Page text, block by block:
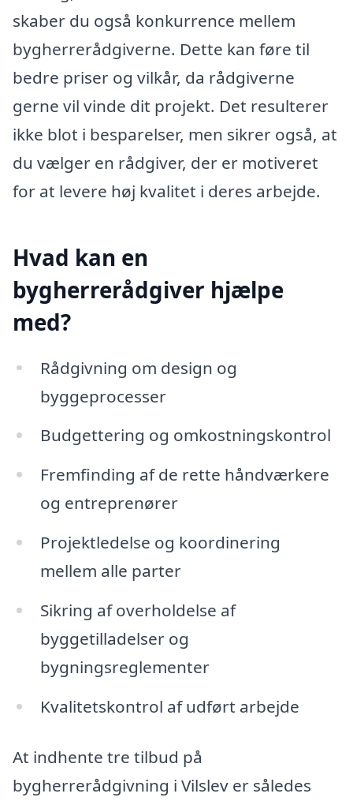
skaber du også konkurrence mellem
bygherrerådgiverne. Dette kan føre til
bedre priser og vilkår, da rådgiverne
gerne vil vinde dit projekt. Det resulterer
ikke blot i besparelser, men sikrer også, at
du vælger en rådgiver, der er motiveret
for at levere høj kvalitet i deres arbejde.
Hvad kan en
bygherrerådgiver hjælpe
med?
Rådgivning om design og
byggeprocesser
Budgettering og omkostningskontrol
Fremfinding af de rette håndværkere
og entreprenører
Projektledelse og koordinering
mellem alle parter
Sikring af overholdelse af
byggetilladelser og
bygningsreglementer
Kvalitetskontrol af udført arbejde
At indhente tre tilbud på
bygherrerådgivning i Vilslev er således